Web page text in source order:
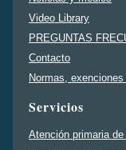
Video Library
PREGUNTAS
Contacto
Normas,
Servicios
Atención primaria